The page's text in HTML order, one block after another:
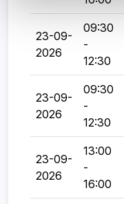
23-09-
2026
09:30
-
12:30
23-09-
2026
09:30
-
12:30
23-09-
2026
13:00
-
16:00